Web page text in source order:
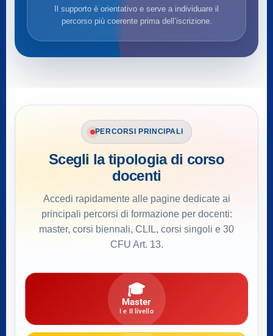
Il supporto è orientativo e serve a individuare il
percorso più coerente prima dell’iscrizione.
PERCORSI PRINCIPALI
Scegli la tipologia di corso
docenti
Accedi rapidamente alle pagine dedicate ai
principali percorsi di formazione per docenti:
master, corsi biennali, CLIL, corsi singoli e 30
CFU Art. 13.
🎓
Master
I e II livello